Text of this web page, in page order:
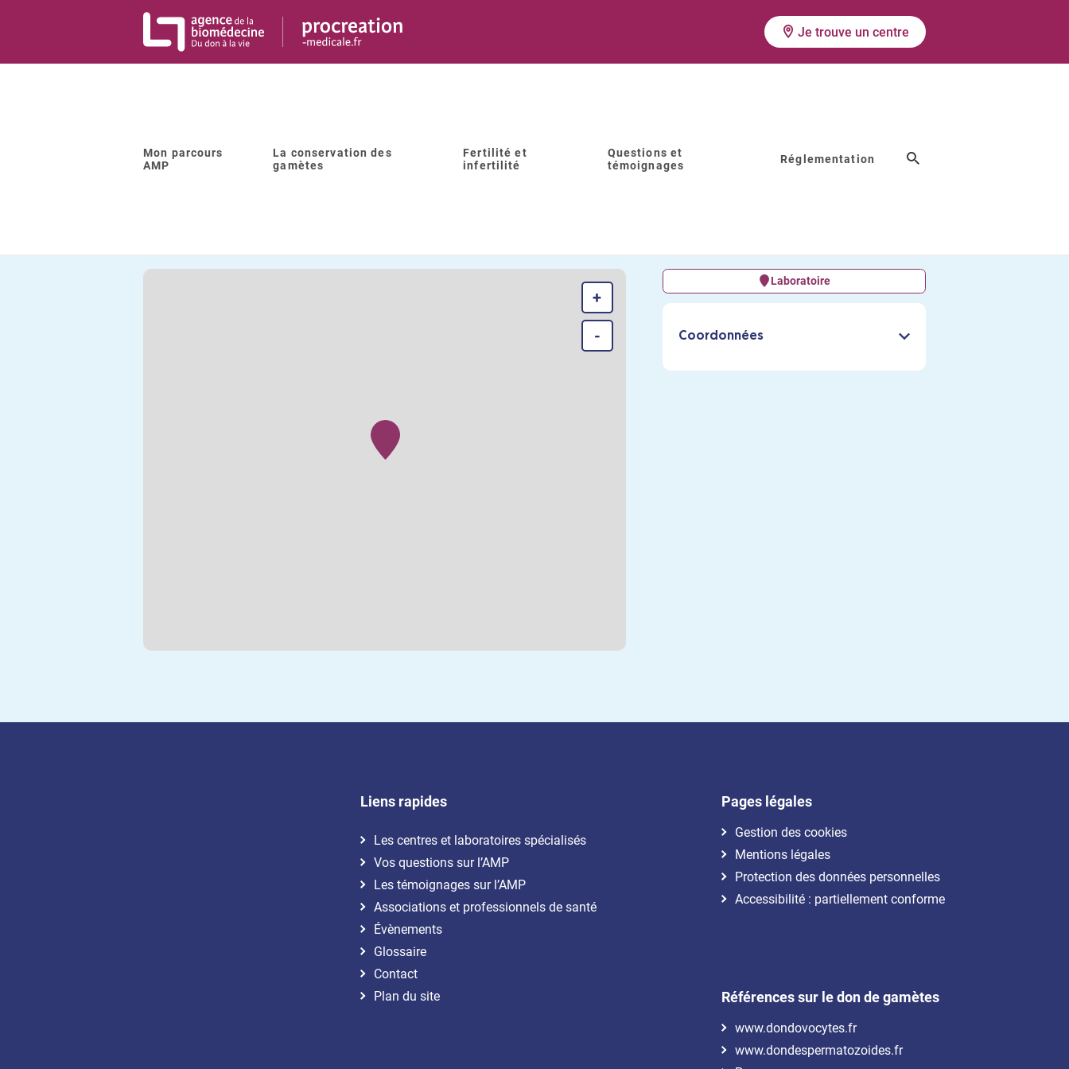
Je trouve un centre
Mon parcours
AMP
La conservation des
gamètes
Fertilité et
infertilité
Questions et
témoignages
Réglementation
Retour à la liste
+
-
Laboratoire
Coordonnées
Liens rapides
Les centres et laboratoires spécialisés
Vos questions sur l’AMP
Les témoignages sur l’AMP
Associations et professionnels de santé
Évènements
Glossaire
Contact
Plan du site
Pages légales
Gestion des cookies
Mentions légales
Protection des données personnelles
Accessibilité : partiellement conforme
Références sur le don de gamètes
www.dondovocytes.fr
www.dondespermatozoides.fr